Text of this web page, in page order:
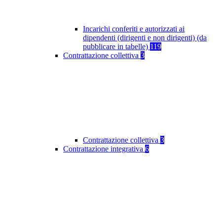
Incarichi conferiti e autorizzati ai
dipendenti (dirigenti e non dirigenti) (da
pubblicare in tabelle) 119
Contrattazione collettiva 3
Contrattazione collettiva 3
Contrattazione integrativa 6